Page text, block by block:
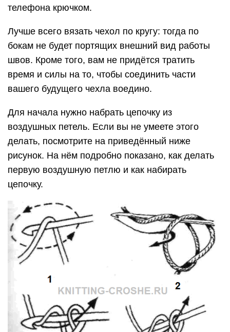
телефона крючком.
Лучше всего вязать чехол по кругу: тогда по
бокам не будет портящих внешний вид работы
швов. Кроме того, вам не придётся тратить
время и силы на то, чтобы соединить части
вашего будущего чехла воедино.
Для начала нужно набрать цепочку из
воздушных петель. Если вы не умеете этого
делать, посмотрите на приведённый ниже
рисунок. На нём подробно показано, как делать
первую воздушную петлю и как набирать
цепочку.